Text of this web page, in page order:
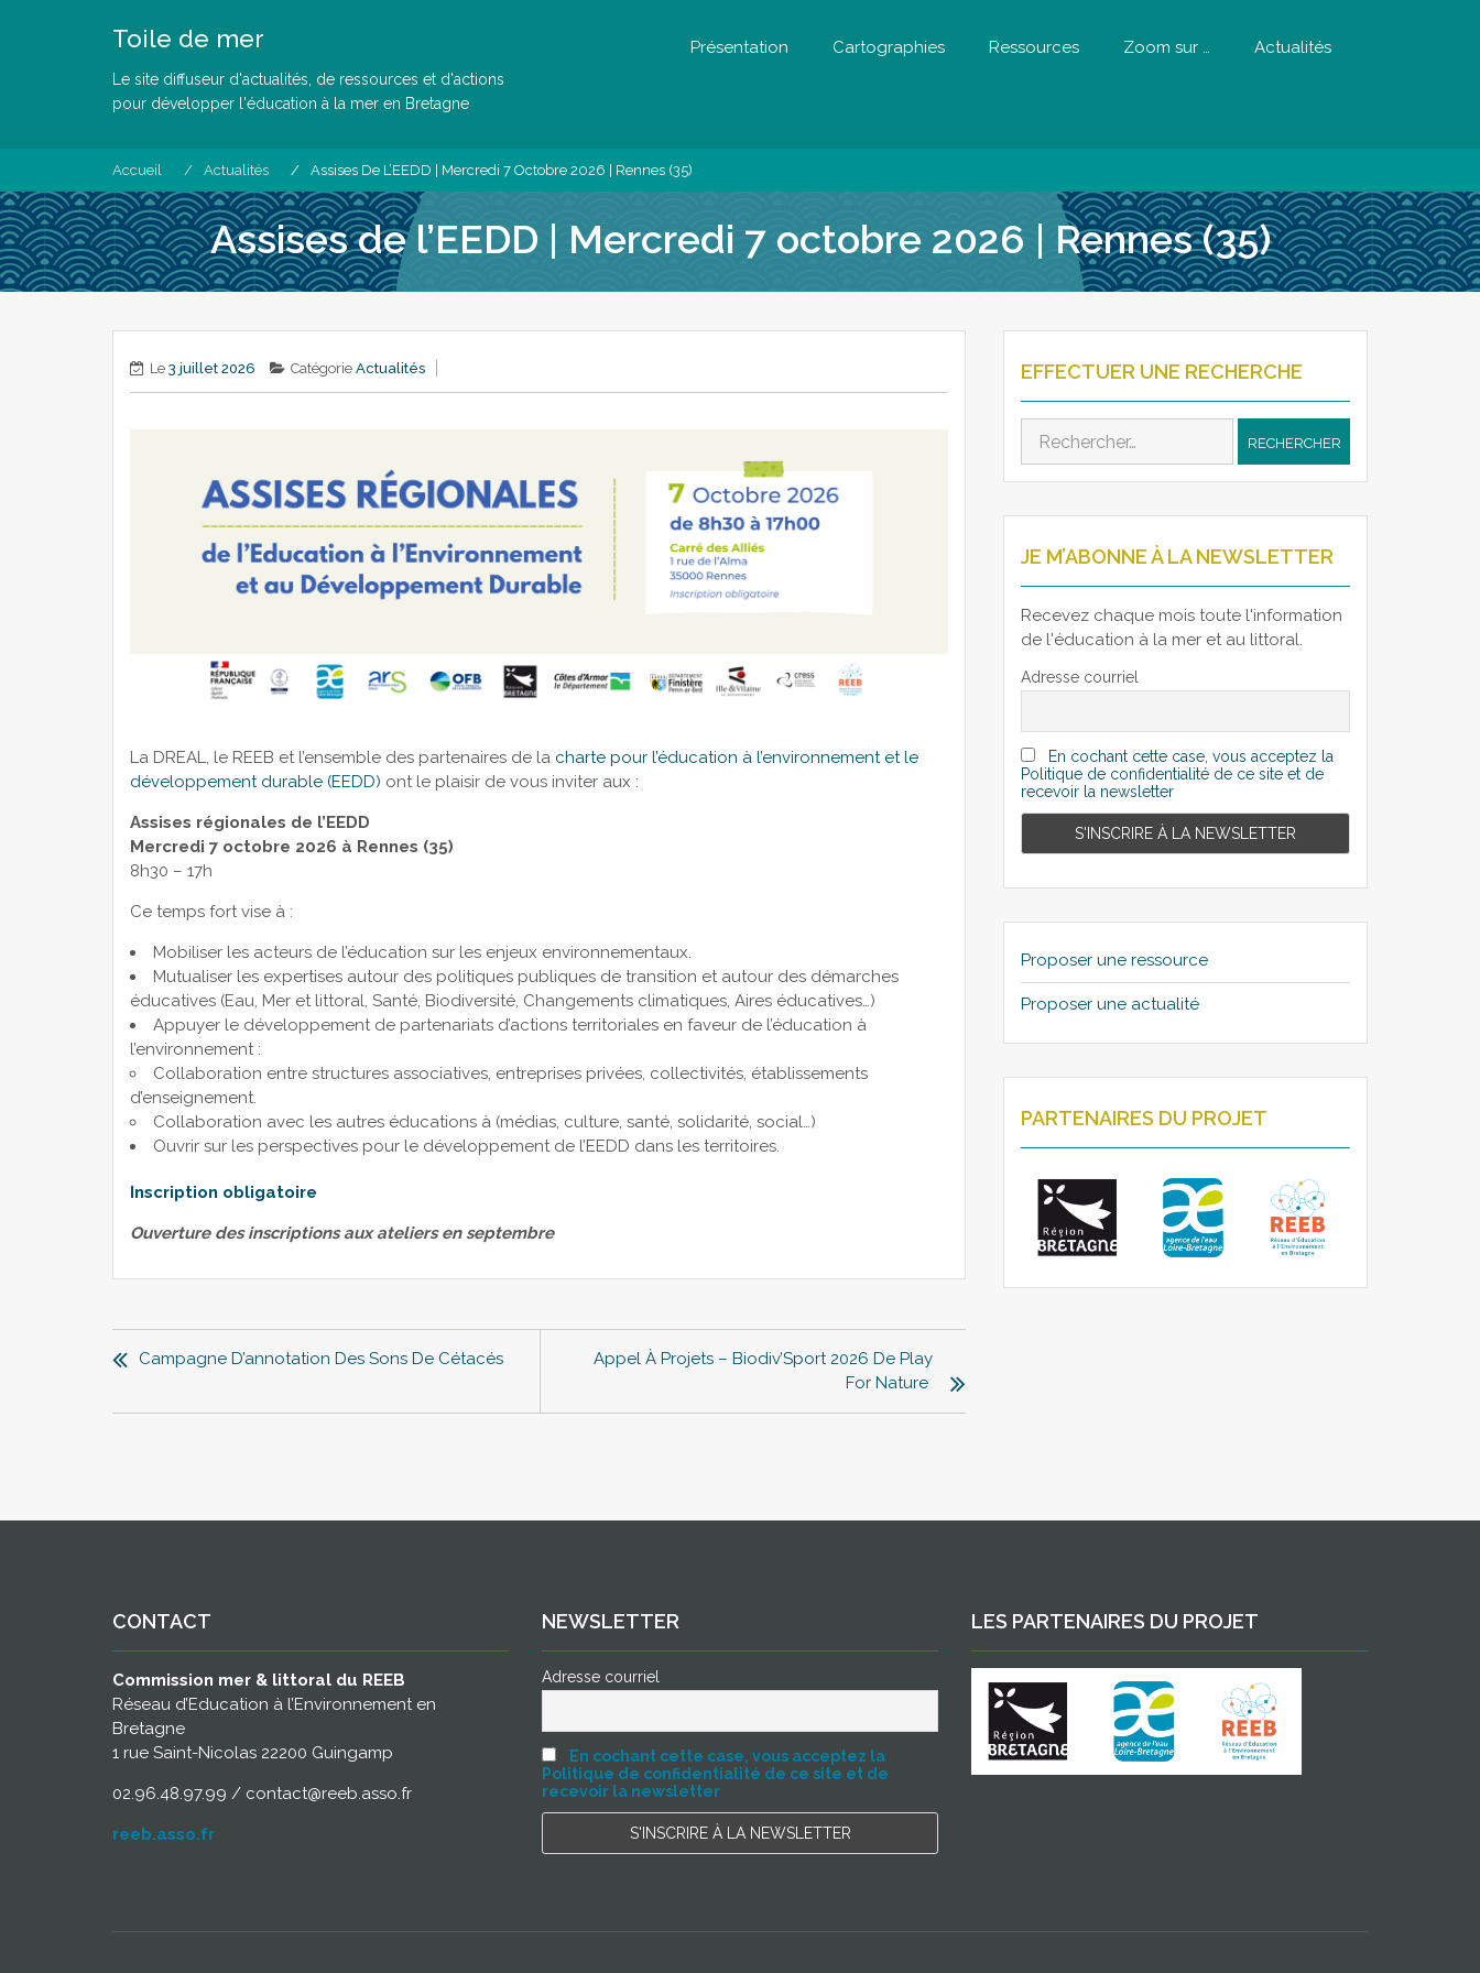
Toile de mer
Le site diffuseur d'actualités, de ressources et d'actions
pour développer l'éducation à la mer en Bretagne
Présentation Cartographies Ressources Zoom sur … Actualités
Accueil Actualités Assises De L’EEDD | Mercredi 7 Octobre 2026 | Rennes (35)
Assises de l’EEDD | Mercredi 7 octobre 2026 | Rennes (35)
Le 3 juillet 2026 Catégorie Actualités
La DREAL, le REEB et l’ensemble des partenaires de la charte pour l’éducation à l’environnement et le
développement durable (EEDD) ont le plaisir de vous inviter aux :
Assises régionales de l’EEDD
Mercredi 7 octobre 2026 à Rennes (35)
8h30 – 17h
Ce temps fort vise à :
Mobiliser les acteurs de l’éducation sur les enjeux environnementaux.
Mutualiser les expertises autour des politiques publiques de transition et autour des démarches
éducatives (Eau, Mer et littoral, Santé, Biodiversité, Changements climatiques, Aires éducatives…)
Appuyer le développement de partenariats d’actions territoriales en faveur de l’éducation à
l’environnement :
Collaboration entre structures associatives, entreprises privées, collectivités, établissements
d’enseignement.
Collaboration avec les autres éducations à (médias, culture, santé, solidarité, social…)
Ouvrir sur les perspectives pour le développement de l’EEDD dans les territoires.
Inscription obligatoire
Ouverture des inscriptions aux ateliers en septembre
NAVIGATION
DECampagne D’annotation Des Sons De Cétacés
Appel À Projets – Biodiv’Sport 2026 De Play
For Nature
EFFECTUER UNE RECHERCHE
JE M’ABONNE À LA NEWSLETTER
Recevez chaque mois toute l'information
de l'éducation à la mer et au littoral.
Adresse courriel
En cochant cette case, vous acceptez la
Politique de confidentialité de ce site et de
recevoir la newsletter
Proposer une ressource
Proposer une actualité
PARTENAIRES DU PROJET
CONTACT
Commission mer & littoral du REEB
Réseau d’Education à l’Environnement en
Bretagne
1 rue Saint-Nicolas 22200 Guingamp
02.96.48.97.99 / contact@reeb.asso.fr
reeb.asso.fr
NEWSLETTER
Adresse courriel
En cochant cette case, vous acceptez la
Politique de confidentialité de ce site et de
recevoir la newsletter
LES PARTENAIRES DU PROJET